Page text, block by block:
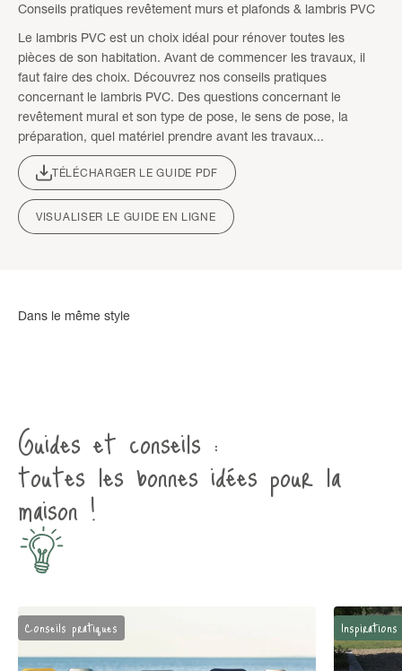
Conseils pratiques revêtement murs et plafonds & lambris PVC
Le lambris PVC est un choix idéal pour rénover toutes les
pièces de son habitation. Avant de commencer les travaux, il
faut faire des choix. Découvrez nos conseils pratiques
concernant le lambris PVC. Des questions concernant le
revêtement mural et son type de pose, le sens de pose, la
préparation, quel matériel prendre avant les travaux...
TÉLÉCHARGER LE GUIDE PDF
VISUALISER LE GUIDE EN LIGNE
Guides et conseils :
toutes les bonnes idées pour la
maison !
Conseils pratiques Inspirations